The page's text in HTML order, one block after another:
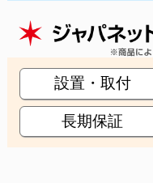
設置・取付
長期保証